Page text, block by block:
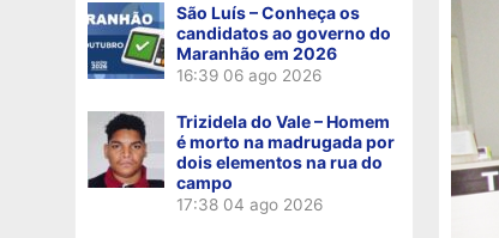
São Luís – Conheça os
candidatos ao governo do
Maranhão em 2026
16:39 06 ago 2026
Trizidela do Vale – Homem
é morto na madrugada por
dois elementos na rua do
campo
17:38 04 ago 2026